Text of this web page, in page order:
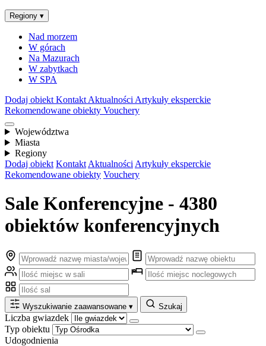
Regiony ▾
Nad morzem
W górach
Na Mazurach
W zabytkach
W SPA
Dodaj obiekt Kontakt Aktualności Artykuły eksperckie
Rekomendowane obiekty Vouchery
Województwa
Miasta
Regiony
Dodaj obiekt Kontakt Aktualności Artykuły eksperckie
Rekomendowane obiekty Vouchery
Sale Konferencyjne - 4380
obiektów konferencyjnych
Wyszukiwanie zaawansowane ▾ Szukaj
Liczba gwiazdek
Typ obiektu
Udogodnienia